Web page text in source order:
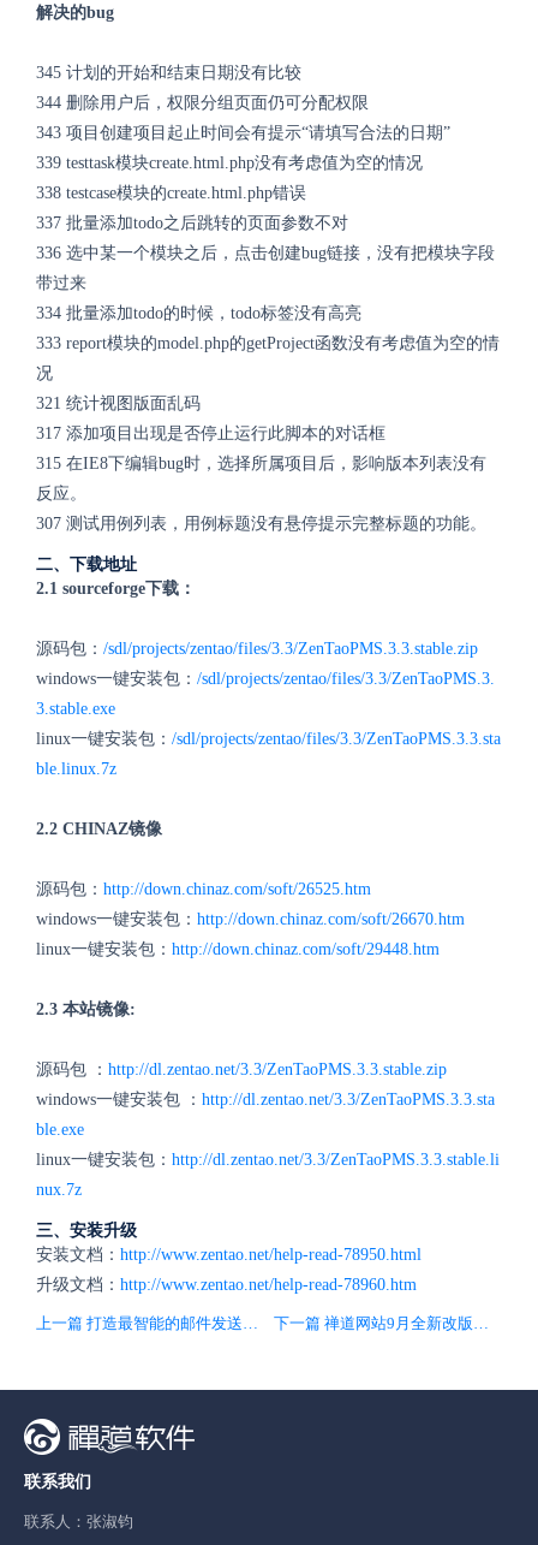
解决的bug
345 计划的开始和结束日期没有比较
344 删除用户后，权限分组页面仍可分配权限
343 项目创建项目起止时间会有提示“请填写合法的日期”
339 testtask模块create.html.php没有考虑值为空的情况
338 testcase模块的create.html.php错误
337 批量添加todo之后跳转的页面参数不对
336 选中某一个模块之后，点击创建bug链接，没有把模块字段
带过来
334 批量添加todo的时候，todo标签没有高亮
333 report模块的model.php的getProject函数没有考虑值为空的情
况
321 统计视图版面乱码
317 添加项目出现是否停止运行此脚本的对话框
315 在IE8下编辑bug时，选择所属项目后，影响版本列表没有
反应。
307 测试用例列表，用例标题没有悬停提示完整标题的功能。
二、下载地址
2.1 sourceforge下载：
源码包： /sdl/projects/zentao/files/3.3/ZenTaoPMS.3.3.stable.zip
windows一键安装包： /sdl/projects/zentao/files/3.3/ZenTaoPMS.3.
3.stable.exe
linux一键安装包： /sdl/projects/zentao/files/3.3/ZenTaoPMS.3.3.sta
ble.linux.7z
2.2 CHINAZ镜像
源码包： http://down.chinaz.com/soft/26525.htm
windows一键安装包： http://down.chinaz.com/soft/26670.htm
linux一键安装包： http://down.chinaz.com/soft/29448.htm
2.3 本站镜像:
源码包 ： http://dl.zentao.net/3.3/ZenTaoPMS.3.3.stable.zip
windows一键安装包 ： http://dl.zentao.net/3.3/ZenTaoPMS.3.3.sta
ble.exe
linux一键安装包： http://dl.zentao.net/3.3/ZenTaoPMS.3.3.stable.li
nux.7z
三、安装升级
安装文档： http://www.zentao.net/help-read-78950.html
升级文档： http://www.zentao.net/help-read-78960.htm
上一篇 打造最智能的邮件发送配置程序！ 下一篇 禅道网站9月全新改版，祝大家仲秋愉快！
联系我们
联系人：张淑钧